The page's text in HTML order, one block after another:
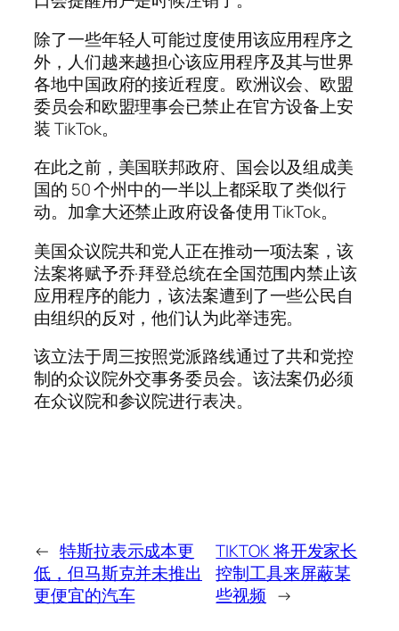
除了一些年轻人可能过度使用该应用程序之
外，人们越来越担心该应用程序及其与世界
各地中国政府的接近程度。欧洲议会、欧盟
委员会和欧盟理事会已禁止在官方设备上安
装 TikTok。
在此之前，美国联邦政府、国会以及组成美
国的 50 个州中的一半以上都采取了类似行
动。加拿大还禁止政府设备使用 TikTok。
美国众议院共和党人正在推动一项法案，该
法案将赋予乔·拜登总统在全国范围内禁止该
应用程序的能力，该法案遭到了一些公民自
由组织的反对，他们认为此举违宪。
该立法于周三按照党派路线通过了共和党控
制的众议院外交事务委员会。该法案仍必须
在众议院和参议院进行表决。
← 特斯拉表示成本更
低，但马斯克并未推出
更便宜的汽车
TIKTOK 将开发家长
控制工具来屏蔽某
些视频 →